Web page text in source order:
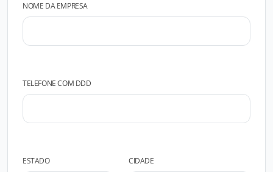
NOME DA EMPRESA
TELEFONE COM DDD
ESTADO CIDADE